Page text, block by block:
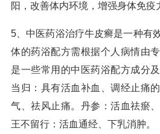
阳，改善体内环境，增强身体免疫
5、中医药浴治疗牛皮癣是一种有
体的药浴配方需根据个人病情由
是一些常用的中医药浴配方成分
当归：具有活血补血、调经止痛
气、祛风止痛。丹参：活血祛瘀
王不留行：活血通经、下乳消肿。